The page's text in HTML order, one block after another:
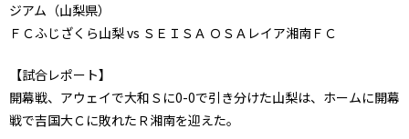
ジアム（山梨県）
ＦＣふじざくら山梨 vs ＳＥＩＳＡ ＯＳＡレイア湘南ＦＣ
【試合レポート】
開幕戦、アウェイで大和Ｓに0-0で引き分けた山梨は、ホームに開幕
戦で吉国大Ｃに敗れたＲ湘南を迎えた。